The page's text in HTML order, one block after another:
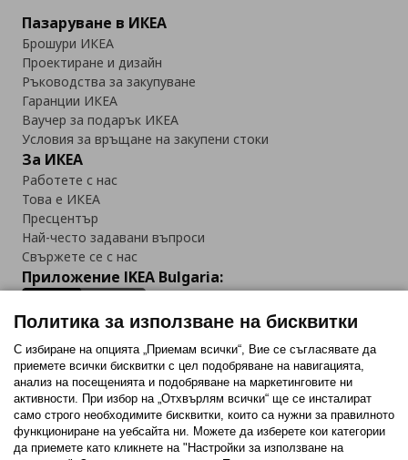
Пазаруване в ИКЕА
Брошури ИКЕА
Проектиране и дизайн
Ръководства за закупуване
Гаранции ИКЕА
Ваучер за подарък ИКЕА
Условия за връщане на закупени стоки
За ИКЕА
Работете с нас
Това е ИКЕА
Пресцентър
Най-често задавани въпроси
Свържете се с нас
Приложение IKEA Bulgaria:
Последвайте ни:
FacebookTwitterYoutubePinterestInstagram
Политика за използване на бисквитки
С избиране на опцията „Приемам всички“, Вие се съгласявате да
приемете всички бисквитки с цел подобряване на навигацията,
анализ на посещенията и подобряване на маркетинговите ни
активности. При избор на „Отхвърлям всички“ ще се инсталират
само строго необходимитe бисквитки, които са нужни за правилното
функциониране на уебсайта ни. Можете да изберете кои категории
да приемете като кликнете на "Настройки за използване на